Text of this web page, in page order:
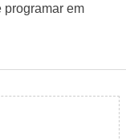
programar em